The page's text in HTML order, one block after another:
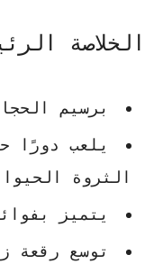
الخلاصة
برسيم
يلعب دورًا
الثروة
يتميز
توسع رقعة